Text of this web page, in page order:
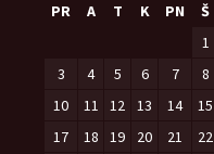
PR
A T K PN Š
1
3
4 5 6 7 8
10
11 12 13 14 15
17
18 19 20 21 22